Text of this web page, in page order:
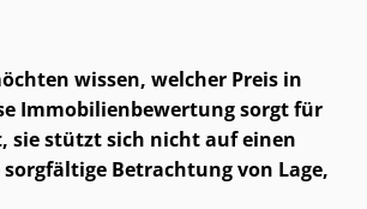
wissen, welcher Preis in
Im­mo­bi­li­en­be­wer­tung sorgt für
sie stützt sich nicht auf einen
Betrachtung von Lage,